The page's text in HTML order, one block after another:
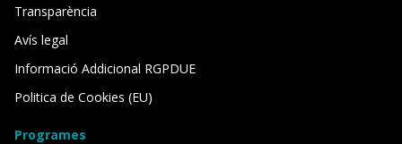
Transparència
Avís legal
Informació Addicional RGPDUE
Politica de Cookies (EU)
Programes